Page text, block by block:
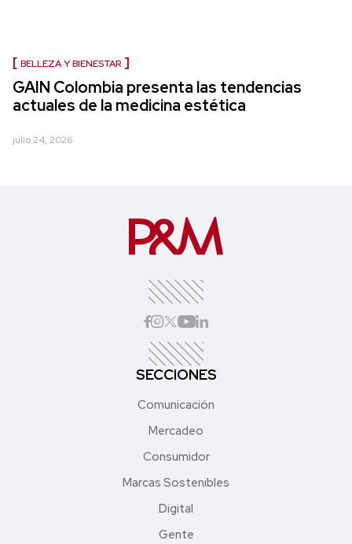
BELLEZA Y BIENESTAR
GAIN Colombia presenta las tendencias
actuales de la medicina estética
julio 24, 2026
SECCIONES
Comunicación
Mercadeo
Consumidor
Marcas Sostenibles
Digital
Gente